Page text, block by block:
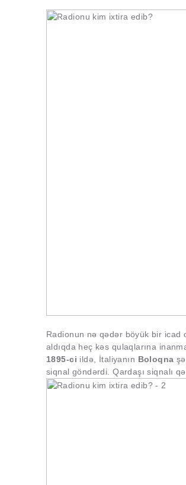
Radionun nə qədər böyük bir icad
aldıqda heç kəs qulaqlarına
1895-ci ildə, İtaliyanın Boloqna
siqnal göndərdi. Qardaşı siqnalı